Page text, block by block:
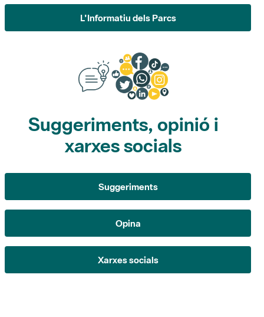
L'Informatiu dels Parcs
Suggeriments, opinió i
xarxes socials
Suggeriments
Opina
Xarxes socials